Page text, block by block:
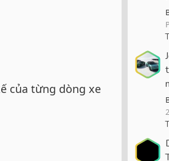
của từng dòng xe